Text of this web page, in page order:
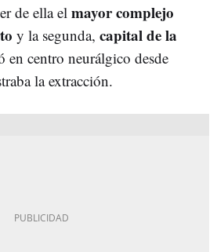
de ella el mayor complejo
y la segunda, capital de la
en centro neurálgico desde
la extracción.